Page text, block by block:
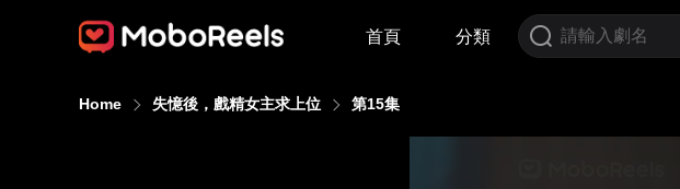
首頁 分類
Home 失憶後，戲精女主求上位 第15集